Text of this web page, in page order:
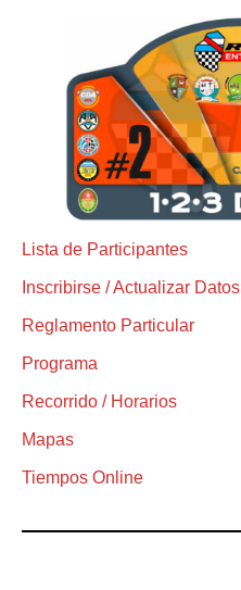
Lista de Participantes
Inscribirse / Actualizar Datos
Reglamento Particular
Programa
Recorrido / Horarios
Mapas
Tiempos Online